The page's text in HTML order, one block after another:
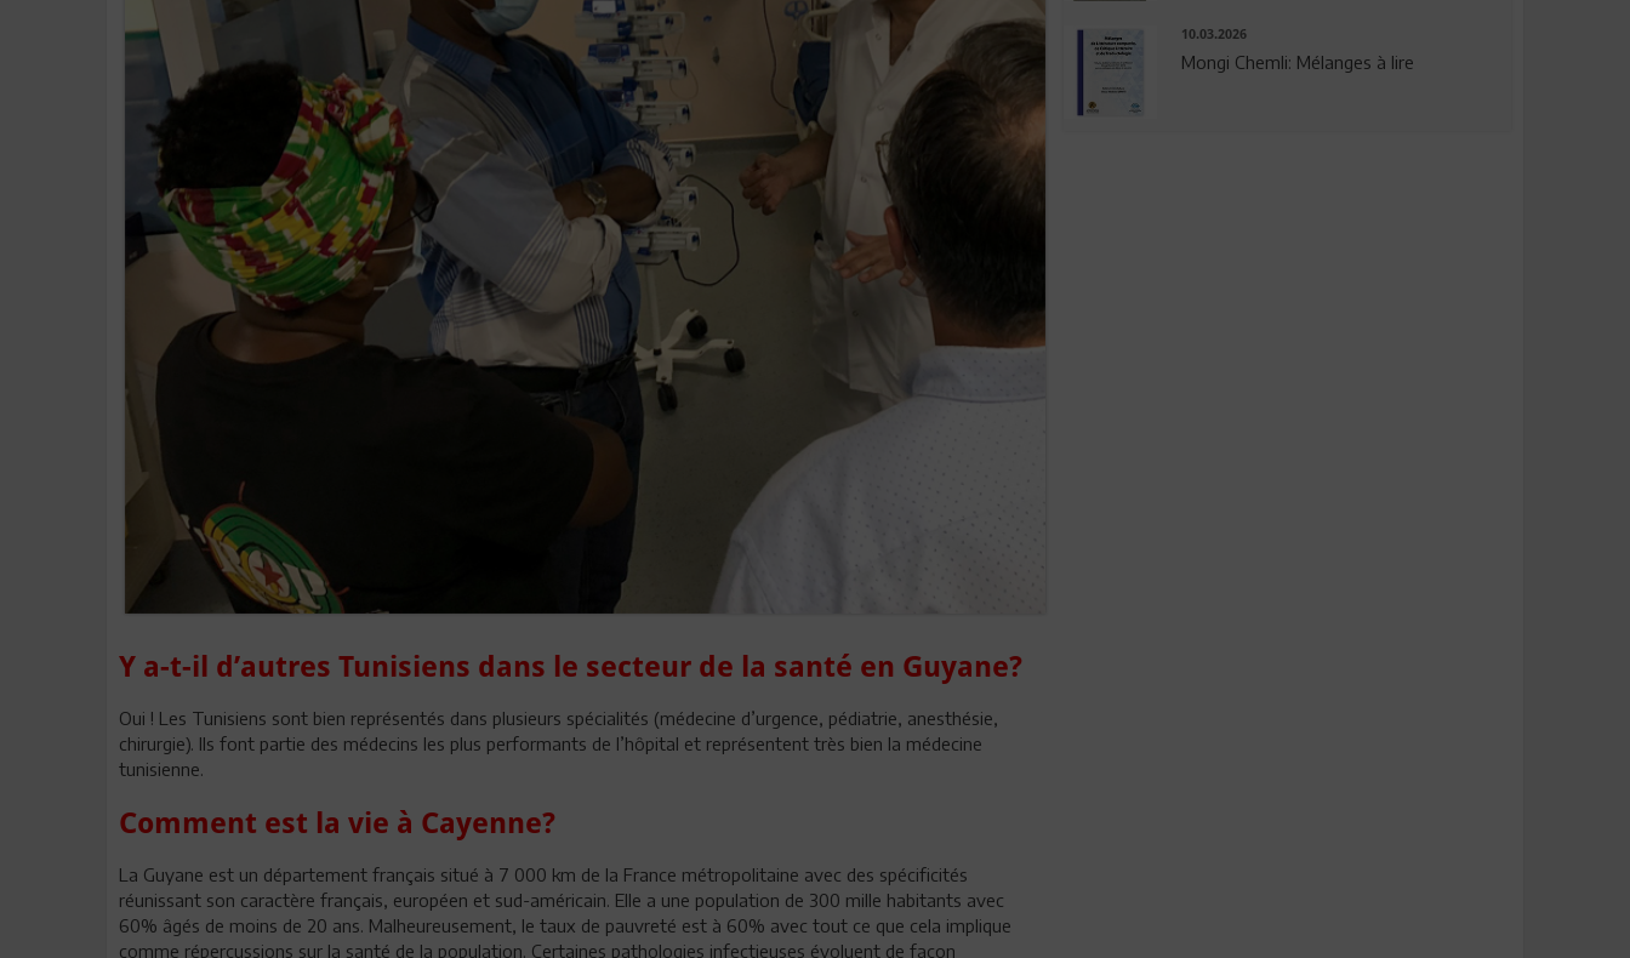
Y a-t-il d’autres Tunisiens dans le secteur de la santé en Guyane?
Oui ! Les Tunisiens sont bien représentés dans plusieurs spécialités (médecine d’urgence, pédiatrie, anesthésie,
chirurgie). Ils font partie des médecins les plus performants de l’hôpital et représentent très bien la médecine
tunisienne.
Comment est la vie à Cayenne?
La Guyane est un département français situé à 7 000 km de la France métropolitaine avec des spécificités
réunissant son caractère français, européen et sud-américain. Elle a une population de 300 mille habitants avec
60% âgés de moins de 20 ans. Malheureusement, le taux de pauvreté est à 60% avec tout ce que cela implique
comme répercussions sur la santé de la population. Certaines pathologies infectieuses évoluent de façon
10.03.2026
Mongi Chemli: Mélanges à lire